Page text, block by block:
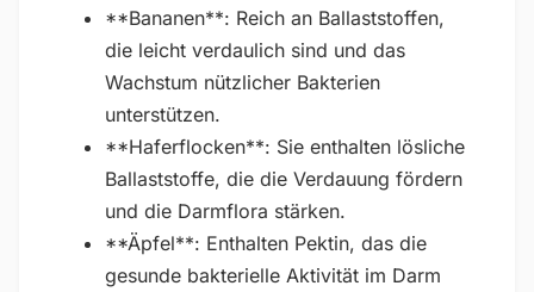
**Bananen**: Reich an Ballaststoffen,
die leicht verdaulich sind und das
Wachstum nützlicher Bakterien
unterstützen.
**Haferflocken**: Sie enthalten lösliche
Ballaststoffe, die die Verdauung fördern
und die Darmflora stärken.
**Äpfel**: Enthalten Pektin, das die
gesunde bakterielle Aktivität im Darm